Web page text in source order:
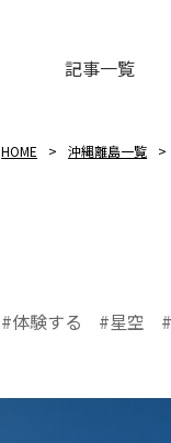
記事一覧
HOME 沖縄離島一覧
体験する 星空